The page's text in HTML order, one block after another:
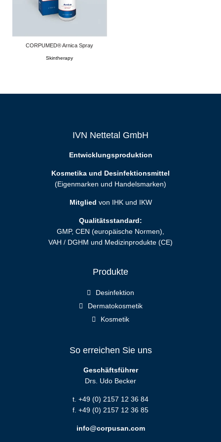
CORPUMED® Arnica Spray
Skintherapy
IVN Nettetal GmbH
Entwicklungsproduktion
Kosmetika und Desinfektionsmittel
(Eigenmarken und Handelsmarken)
Mitglied von IHK und IKW
Qualitätsstandard:
GMP, CEN (europäische Normen),
VAH / DGHM und Medizinprodukte (CE)
Produkte
Desinfektion
Dermatokosmetik
Kosmetik
So erreichen Sie uns
Geschäftsführer
Drs. Udo Becker
t. +49 (0) 2157 12 36 84
f. +49 (0) 2157 12 36 85
info@corpusan.com